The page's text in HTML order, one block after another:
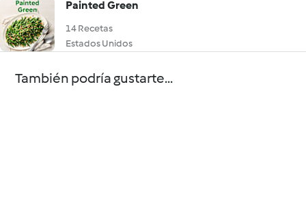
Painted Green
14 Recetas
Estados Unidos
También podría gustarte...